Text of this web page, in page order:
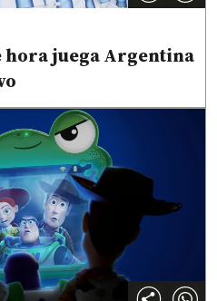
hora juega Argentina